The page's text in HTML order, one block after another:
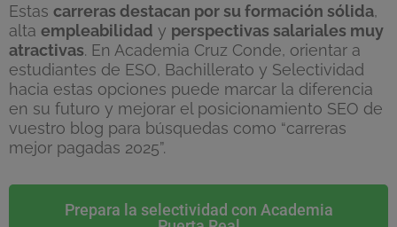
Estas carreras destacan por su formación sólida,
alta empleabilidad y perspectivas salariales muy
atractivas. En Academia Cruz Conde, orientar a
estudiantes de ESO, Bachillerato y Selectividad
hacia estas opciones puede marcar la diferencia
en su futuro y mejorar el posicionamiento SEO de
vuestro blog para búsquedas como “carreras
mejor pagadas 2025”.
Prepara la selectividad con Academia